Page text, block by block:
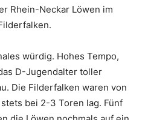
Rhein-Neckar Löwen im
würdig. Hohes Tempo,
D-Jugendalter toller
Die Filderfalken waren von
bei 2-3 Toren lag. Fünf